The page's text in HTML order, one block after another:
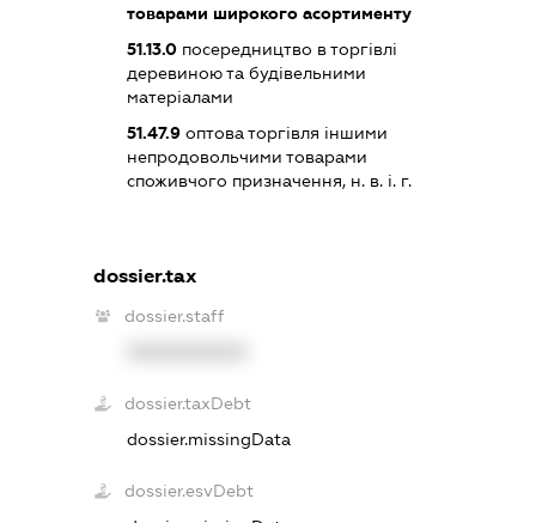
товарами широкого асортименту
51.13.0 посередництво в торгівлі
деревиною та будівельними
матеріалами
51.47.9 оптова торгівля іншими
непродовольчими товарами
споживчого призначення, н. в. і. г.
dossier.tax
dossier.staff
dossier.taxDebt
dossier.missingData
dossier.esvDebt